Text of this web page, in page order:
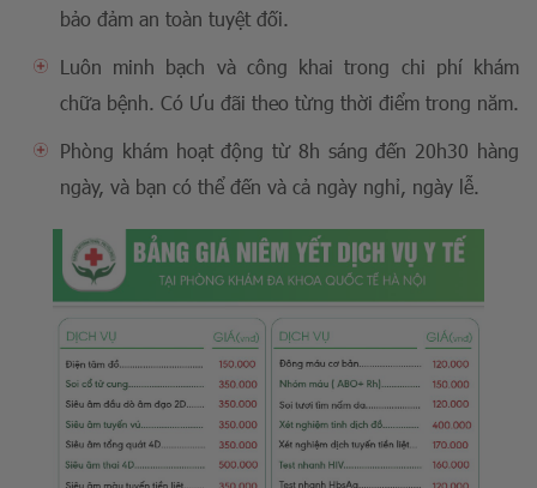
bảo đảm an toàn tuyệt đối.
Luôn minh bạch và công khai trong chi phí khám
chữa bệnh. Có Ưu đãi theo từng thời điểm trong năm.
Phòng khám hoạt động từ 8h sáng đến 20h30 hàng
ngày, và bạn có thể đến và cả ngày nghỉ, ngày lễ.